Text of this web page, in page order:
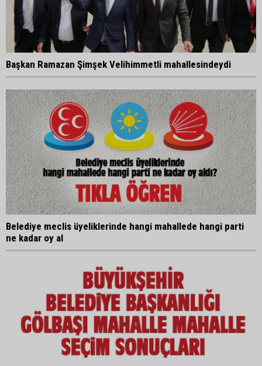
Başkan Ramazan Şimşek Velihimmetli mahallesindeydi
Belediye meclis üyeliklerinde hangi mahallede hangi parti
ne kadar oy al